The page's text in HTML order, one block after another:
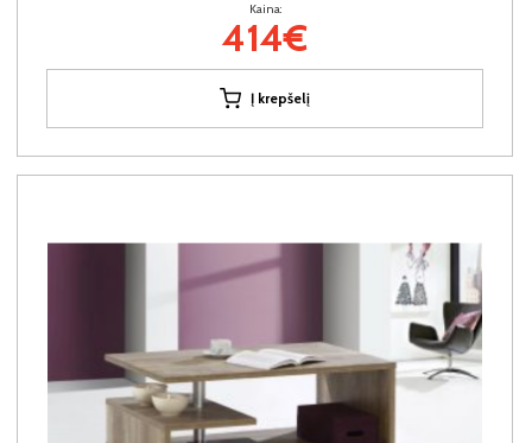
Kaina:
414€
Į krepšelį